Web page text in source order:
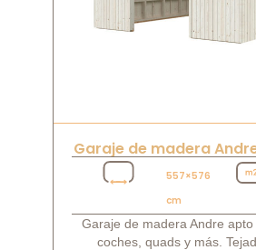
Garaje de madera
557×576
cm
Garaje de madera Andre apto
coches, quads y más.